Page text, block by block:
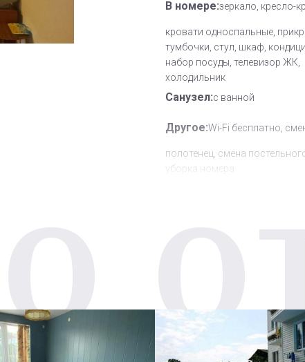
В номере:зеркало, кресло-
кровати односпальные,
тумбочки, стул, шкаф,
набор посуды, телевизор ЖК,
холодильник
Санузел:с ванной
Другое:Wi-Fi бесплатно,
полотенец, смена
уборка номера